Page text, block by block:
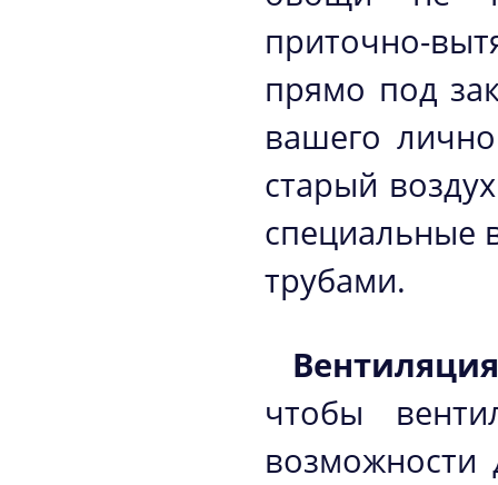
приточно-
прямо под
вашего
старый
специальные
трубами.
чтобы